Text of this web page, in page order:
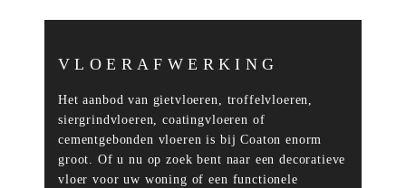
VLOERAFWERKING
Het aanbod van gietvloeren, troffelvloeren,
siergrindvloeren, coatingvloeren of
cementgebonden vloeren is bij Coaton enorm
groot. Of u nu op zoek bent naar een decoratieve
vloer voor uw woning of een functionele